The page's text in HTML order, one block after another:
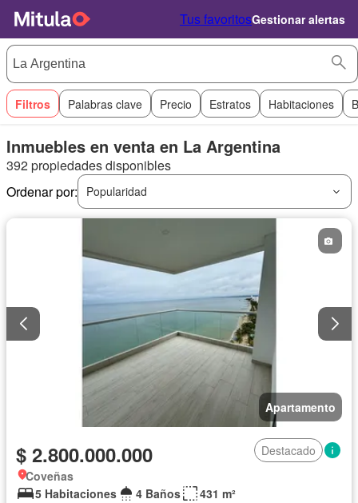
Tus favoritosGestionar alertas
Filtros Palabras clave Precio Estratos Habitaciones
Inmuebles en venta en La Argentina
392 propiedades disponibles
Ordenar por:
Popularidad
Apartamento
$ 2.800.000.000
Destacado
Coveñas
5 Habitaciones
4 Baños
431 m²